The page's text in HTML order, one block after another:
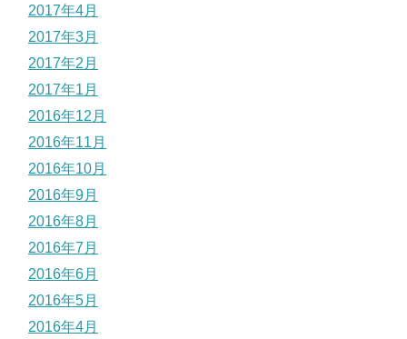
2017年4月
2017年3月
2017年2月
2017年1月
2016年12月
2016年11月
2016年10月
2016年9月
2016年8月
2016年7月
2016年6月
2016年5月
2016年4月